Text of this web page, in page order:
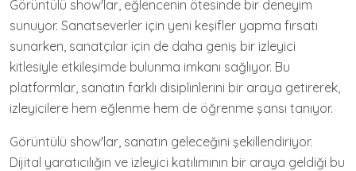
Görüntülü show'lar, eğlencenin ötesinde bir deneyim
sunuyor. Sanatseverler için yeni keşifler yapma fırsatı
sunarken, sanatçılar için de daha geniş bir izleyici
kitlesiyle etkileşimde bulunma imkanı sağlıyor. Bu
platformlar, sanatın farklı disiplinlerini bir araya getirerek,
izleyicilere hem eğlenme hem de öğrenme şansı tanıyor.
Görüntülü show'lar, sanatın geleceğini şekillendiriyor.
Dijital yaratıcılığın ve izleyici katılımının bir araya geldiği bu